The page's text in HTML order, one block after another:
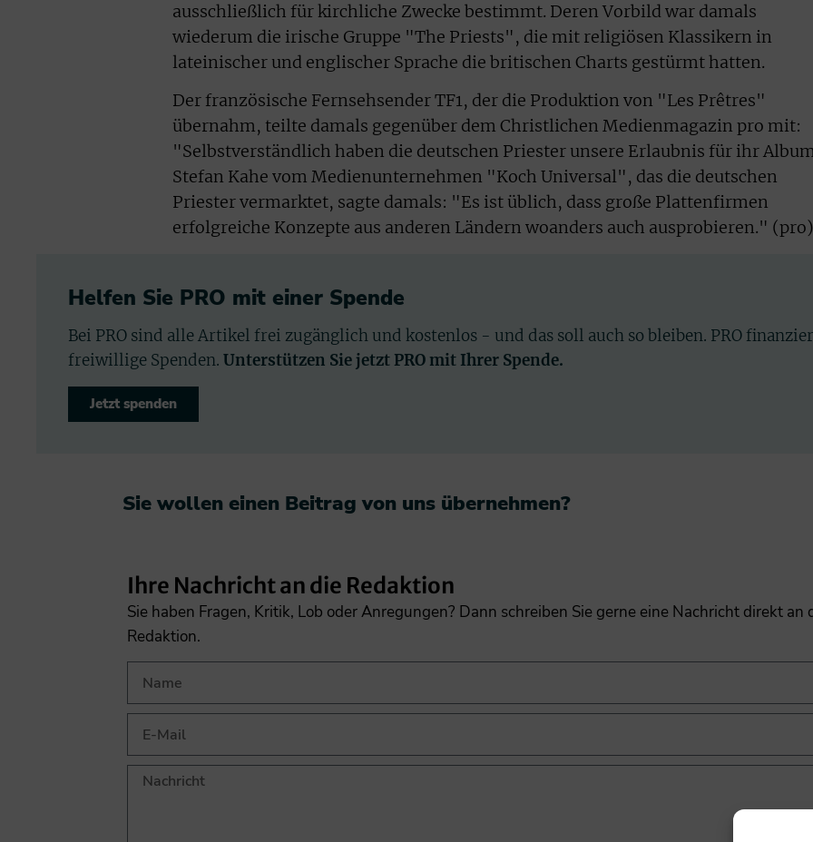
ausschließlich für kirchliche Zwecke bestimmt. Deren Vorbild war damals
wiederum die irische Gruppe "The Priests", die mit religiösen Klassikern in
lateinischer und englischer Sprache die britischen Charts gestürmt hatten.
Der französische Fernsehsender TF1, der die Produktion von "Les Prêtres"
übernahm, teilte damals gegenüber dem Christlichen Medienmagazin pro mit:
"Selbstverständlich haben die deutschen Priester unsere Erlaubnis für ihr
Stefan Kahe vom Medienunternehmen "Koch Universal", das die deutschen
Priester vermarktet, sagte damals: "Es ist üblich, dass große Plattenfirmen
erfolgreiche Konzepte aus anderen Ländern woanders auch ausprobieren." (pro)
Helfen Sie PRO mit einer Spende
Bei PRO sind alle Artikel frei zugänglich und kostenlos - und das soll auch so bleiben. PRO
freiwillige Spenden. Unterstützen Sie jetzt PRO mit Ihrer Spende.
Jetzt spenden
Sie wollen einen Beitrag von uns übernehmen?​
Ihre Nachricht an die Redaktion
Sie haben Fragen, Kritik, Lob oder Anregungen? Dann schreiben Sie gerne eine Nachricht direkt an
Redaktion.